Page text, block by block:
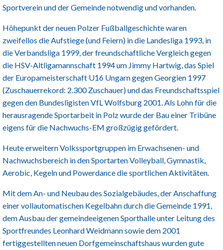
Sportverein und der Gemeinde notwendig und vorhanden.
Höhepunkt der neuen Polzer Fußballgeschichte waren
zweifellos die Aufstiege (und Feiern) in die Landesliga 1993, in
die Verbandsliga 1999, der freundschaftliche Vergleich gegen
die HSV-Altligamannschaft 1994 um Jimmy Hartwig, das Spiel
der Europameisterschaft U16 Ungarn gegen Georgien 1997
(Zuschauerrekord: 2.300 Zuschauer) und das Freundschaftsspiel
gegen den Bundesligisten VfL Wolfsburg 2001. Als Lohn für die
herausragende Sportarbeit in Polz wurde der Bau einer Tribüne
eigens für die Nachwuchs-EM großzügig gefördert.
Heute erweitern Volkssportgruppen im Erwachsenen- und
Nachwuchsbereich in den Sportarten Volleyball, Gymnastik,
Aerobic, Kegeln und Powerdance die sportlichen Aktivitäten.
Mit dem An- und Neubau des Sozialgebäudes, der Anschaffung
einer vollautomatischen Kegelbahn durch die Gemeinde 1991,
dem Ausbau der gemeindeeigenen Sporthalle unter Leitung des
Sportfreundes Leonhard Weidmann sowie dem 2001
fertiggestellten neuen Dorfgemeinschaftshaus wurden gute